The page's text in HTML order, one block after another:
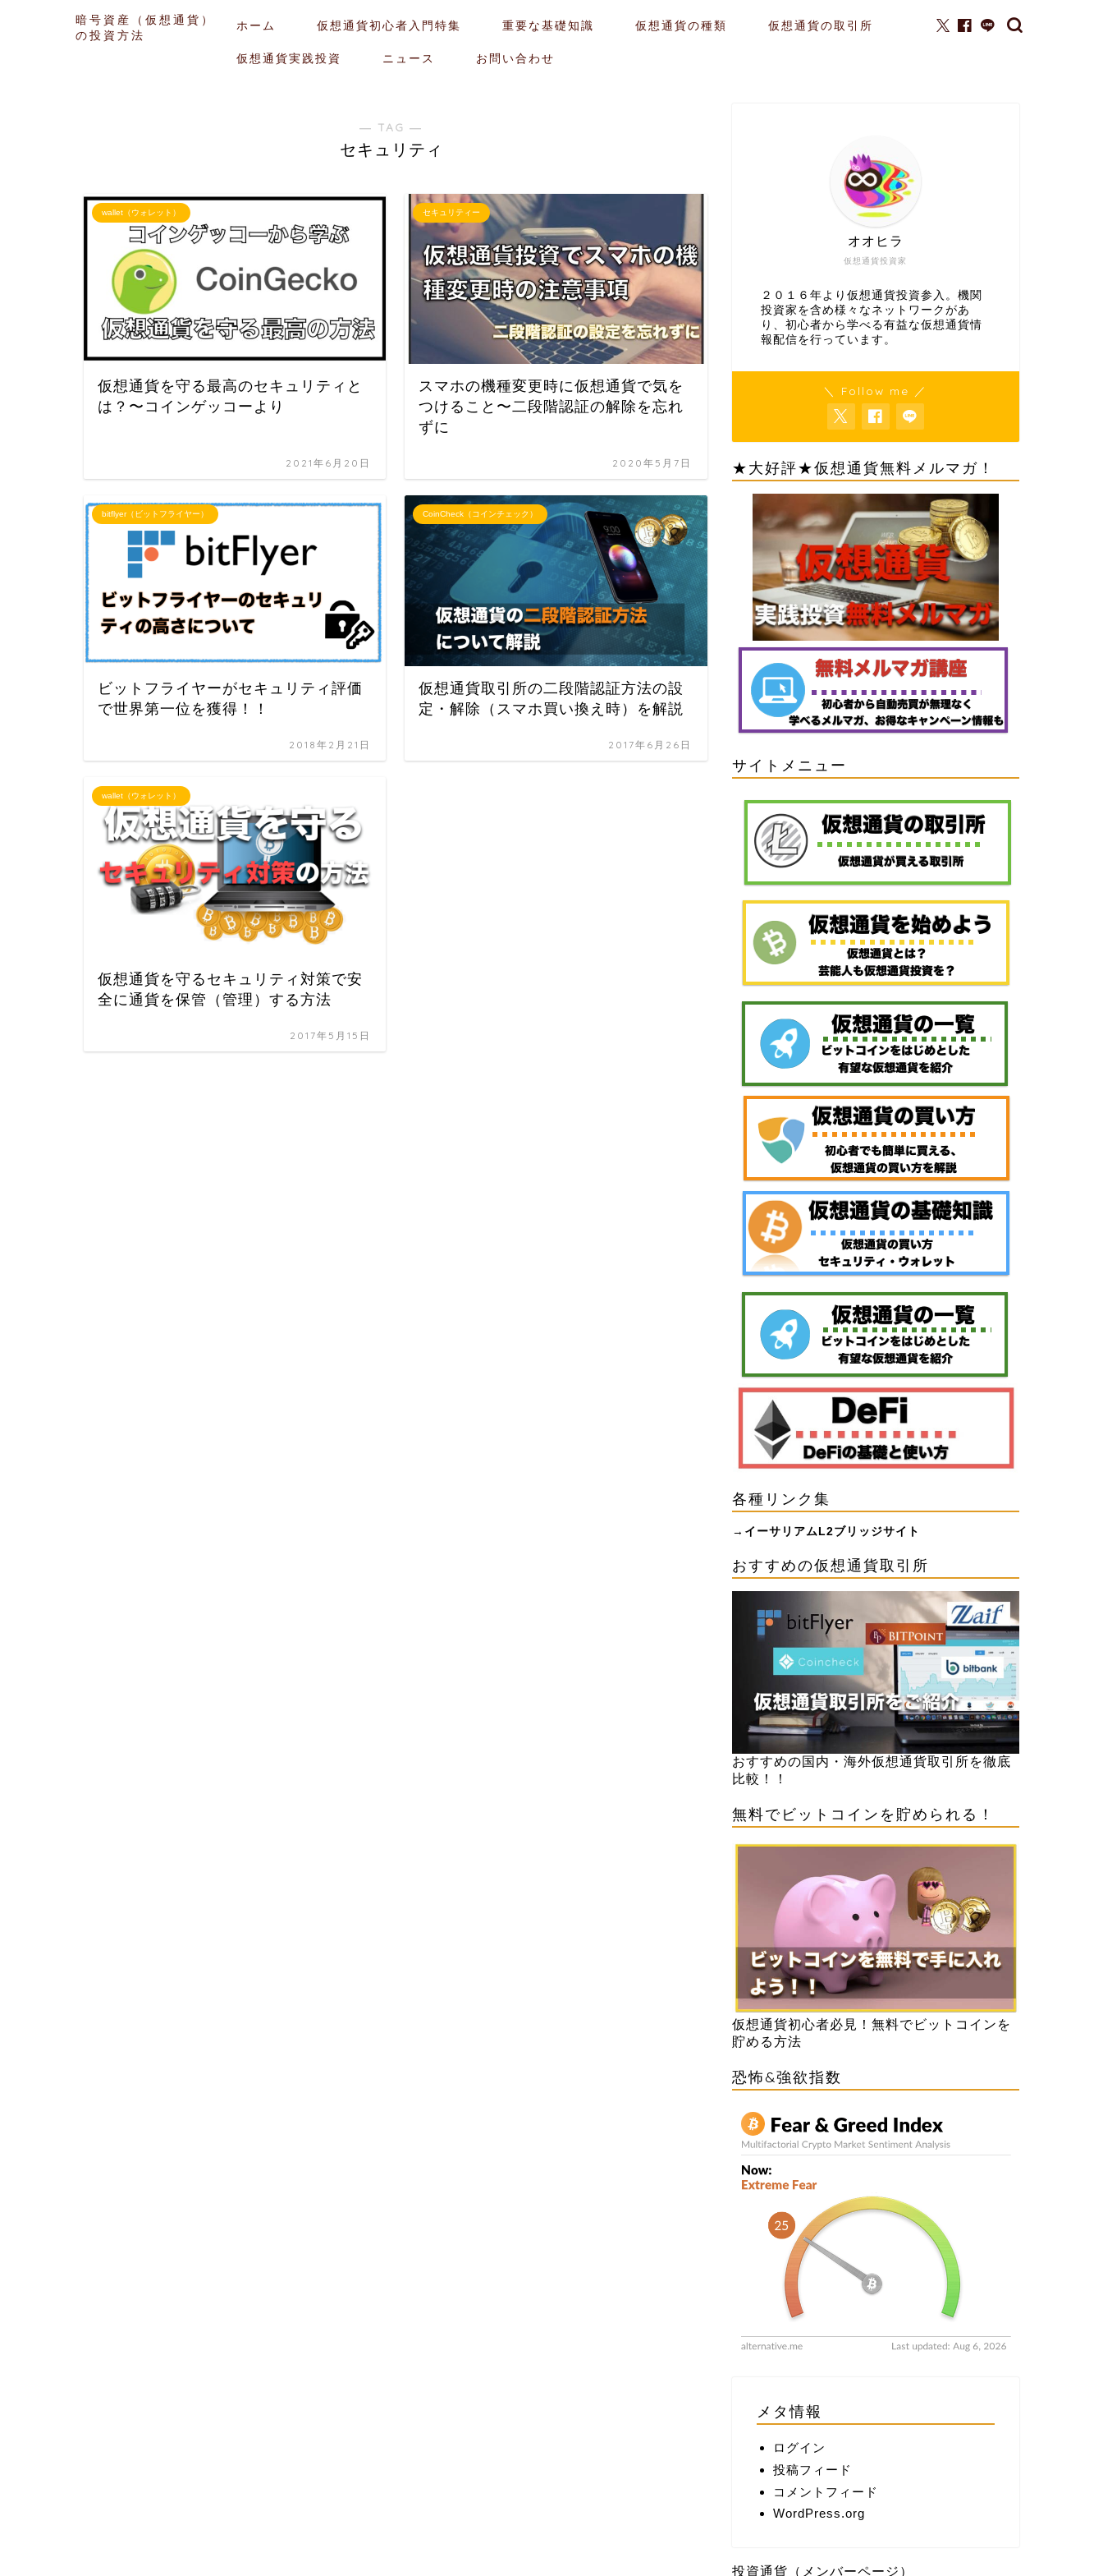
暗号資産（仮想通貨）
の投資方法
ホーム 仮想通貨初心者入門特集 重要な基礎知識 仮想通貨の種類 仮想通貨の取引所
仮想通貨実践投資 ニュース お問い合わせ
― TAG ―
セキュリティ
wallet（ウォレット）
仮想通貨を守る最高のセキュリティと
は？〜コインゲッコーより
2021年6月20日
セキュリティー
スマホの機種変更時に仮想通貨で気を
つけること〜二段階認証の解除を忘れ
ずに
2020年5月7日
bitflyer（ビットフライヤー）
ビットフライヤーがセキュリティ評価
で世界第一位を獲得！！
2018年2月21日
CoinCheck（コインチェック）
仮想通貨取引所の二段階認証方法の設
定・解除（スマホ買い換え時）を解説
2017年6月26日
wallet（ウォレット）
仮想通貨を守るセキュリティ対策で安
全に通貨を保管（管理）する方法
2017年5月15日
仮想通貨投資家
オオヒラ
２０１６年より仮想通貨投資参入。機関
投資家を含め様々なネットワークがあ
り、初心者から学べる有益な仮想通貨情
報配信を行っています。
＼ Follow me ／
★大好評★仮想通貨無料メルマガ！
サイトメニュー
各種リンク集
→ イーサリアムL2ブリッジサイト
おすすめの仮想通貨取引所
おすすめの国内・海外仮想通貨取引所を徹底
比較！！
無料でビットコインを貯められる！
仮想通貨初心者必見！無料でビットコインを
貯める方法
恐怖&強欲指数
メタ情報
ログイン
投稿フィード
コメントフィード
WordPress.org
投資通貨（メンバーページ）